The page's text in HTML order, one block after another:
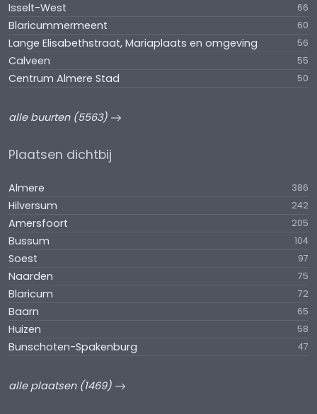
Isselt-West 66
Blaricummermeent 60
Lange Elisabethstraat, Mariaplaats en omgeving 56
Calveen 55
Centrum Almere Stad 50
alle buurten (5563)
Plaatsen dichtbij
Almere 386
Hilversum 242
Amersfoort 205
Bussum 104
Soest 97
Naarden 75
Blaricum 72
Baarn 65
Huizen 58
Bunschoten-Spakenburg 47
alle plaatsen (1469)